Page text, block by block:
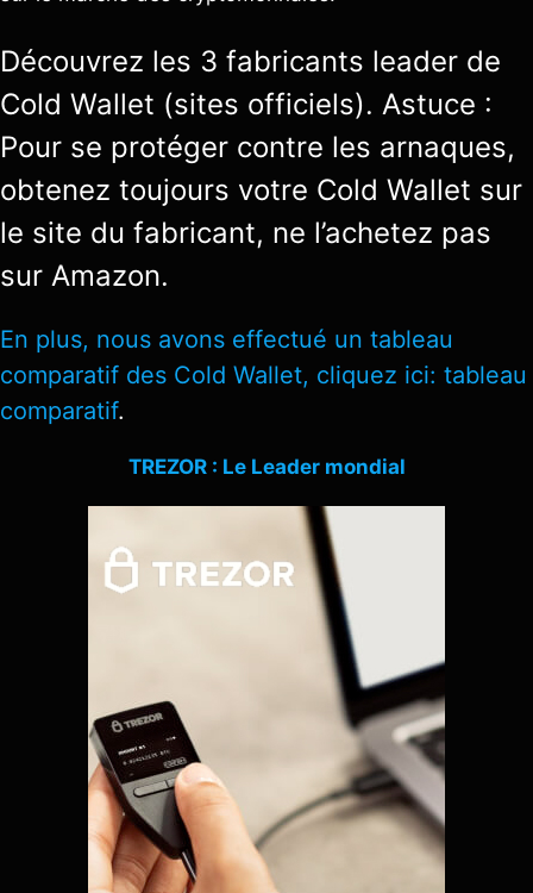
Découvrez les 3 fabricants leader de
Cold Wallet (sites officiels). Astuce :
Pour se protéger contre les arnaques,
obtenez toujours votre Cold Wallet sur
le site du fabricant, ne l’achetez pas
sur Amazon.
En plus, nous avons effectué un tableau
comparatif des Cold Wallet, cliquez ici: tableau
comparatif.
TREZOR : Le Leader mondial